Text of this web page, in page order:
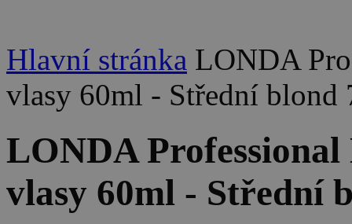
Hlavní stránka LONDA
vlasy 60ml - Střední blond
LONDA
vlasy 60ml - Střední